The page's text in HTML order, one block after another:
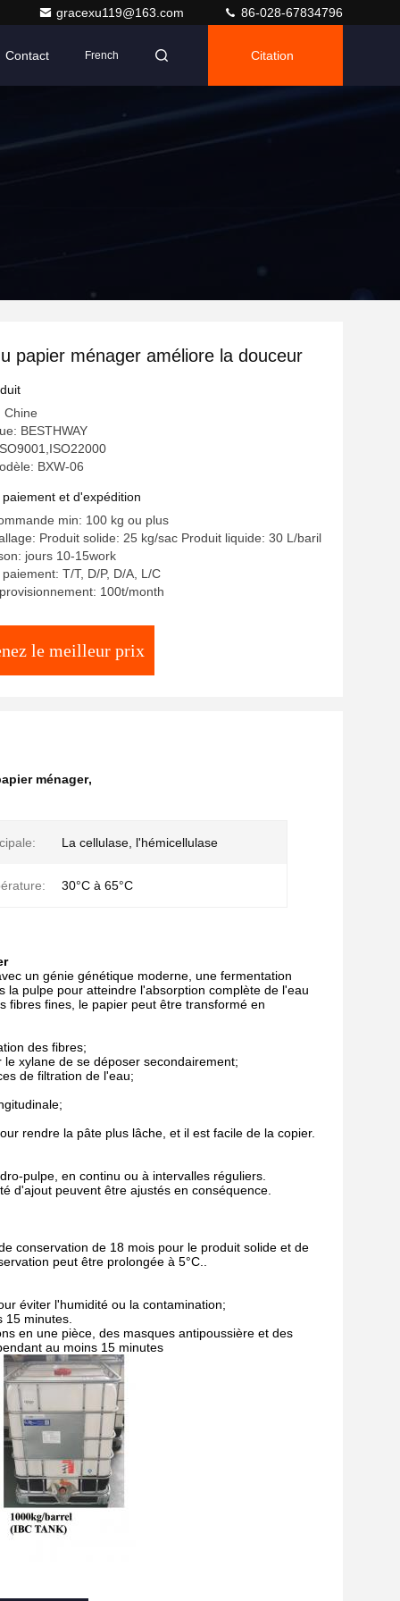
gracexu119@163.com 86-028-67834796
Contact French Citation
papier ménager améliore la douceur
Chine
BESTHWAY
BXW-06
et d'expédition
min: 100 kg ou plus
Produit solide: 25 kg/sac Produit liquide: 30 L/baril
jours 10-15work
T/T, D/P, D/A, L/C
100t/month
le meilleur prix
ménager,
La cellulase, l'hémicellulase
30°C à 65°C
un génie génétique moderne, une fermentation
pulpe pour atteindre l'absorption complète de l'eau
fibres fines, le papier peut être transformé en
des fibres;
xylane de se déposer secondairement;
de filtration de l'eau;
rendre la pâte plus lâche, et il est facile de la copier.
pulpe, en continu ou à intervalles réguliers.
d'ajout peuvent être ajustés en conséquence.
conservation de 18 mois pour le produit solide et de
peut être prolongée à 5°C..
éviter l'humidité ou la contamination;
minutes.
en une pièce, des masques antipoussière et des
au moins 15 minutes